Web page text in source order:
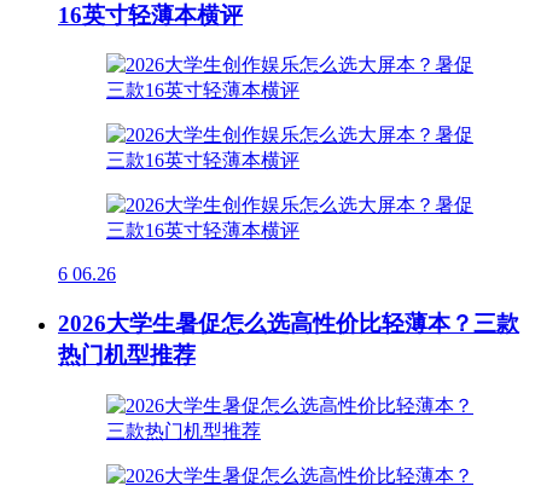
16英寸轻薄本横评
6 06.26
2026大学生暑促怎么选高性价比轻薄本？三款
热门机型推荐